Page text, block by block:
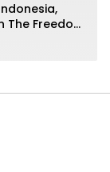
The Freedom